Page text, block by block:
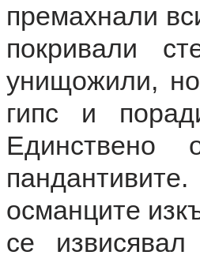
премахнали
покривали
унищожили,
гипс и
Единствено
османците
се